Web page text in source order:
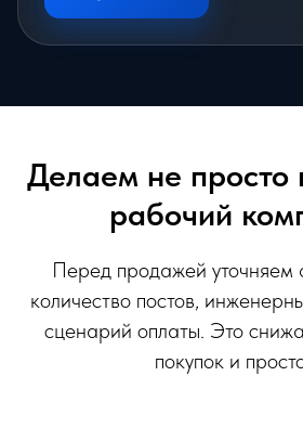
Делаем не просто
рабочий
Перед продажей уточняем
количество постов,
сценарий оплаты. Это
покупок и